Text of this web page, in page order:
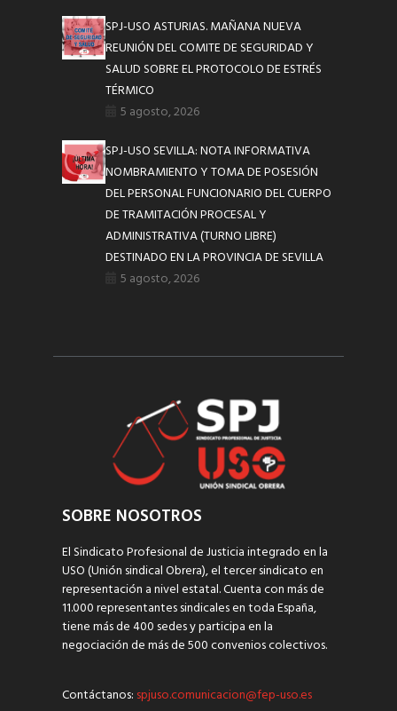
SPJ-USO ASTURIAS. MAÑANA NUEVA
REUNIÓN DEL COMITE DE SEGURIDAD Y
SALUD SOBRE EL PROTOCOLO DE ESTRÉS
TÉRMICO
5 agosto, 2026
SPJ-USO SEVILLA: NOTA INFORMATIVA
NOMBRAMIENTO Y TOMA DE POSESIÓN
DEL PERSONAL FUNCIONARIO DEL CUERPO
DE TRAMITACIÓN PROCESAL Y
ADMINISTRATIVA (TURNO LIBRE)
DESTINADO EN LA PROVINCIA DE SEVILLA
5 agosto, 2026
SOBRE NOSOTROS
El Sindicato Profesional de Justicia integrado en la
USO (Unión sindical Obrera), el tercer sindicato en
representación a nivel estatal. Cuenta con más de
11.000 representantes sindicales en toda España,
tiene más de 400 sedes y participa en la
negociación de más de 500 convenios colectivos.
Contáctanos: spjuso.comunicacion@fep-uso.es